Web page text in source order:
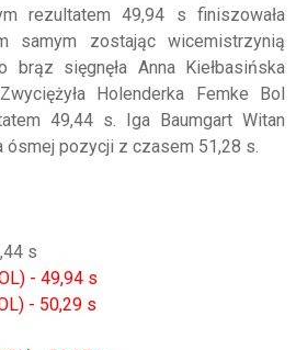
rezultatem 49,94 s finiszowała
samym zostając wicemistrzynią
brąz sięgnęła Anna Kiełbasińska
Holenderka Femke Bol
49,44 s. Iga Baumgart Witan
ósmej pozycji z czasem 51,28 s.
s
- 49,94 s
- 50,29 s